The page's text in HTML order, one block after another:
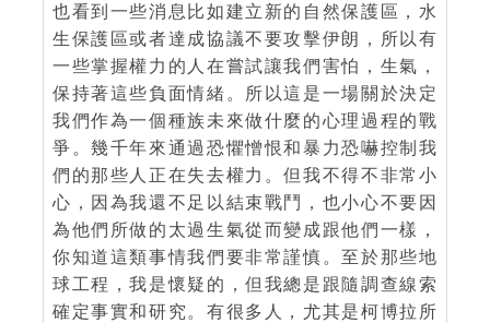
也看到一些消息比如建立新的自然保護區，水
生保護區或者達成協議不要攻擊伊朗，所以有
一些掌握權力的人在嘗試讓我們害怕，生氣，
保持著這些負面情緒。所以這是一場關於決定
我們作為一個種族未來做什麼的心理過程的戰
爭。幾千年來通過恐懼憎恨和暴力恐嚇控制我
們的那些人正在失去權力。但我不得不非常小
心，因為我還不足以結束戰鬥，也小心不要因
為他們所做的太過生氣從而變成跟他們一樣，
你知道這類事情我們要非常謹慎。至於那些地
球工程，我是懷疑的，但我總是跟隨調查線索
確定事實和研究。有很多人，尤其是柯博拉所